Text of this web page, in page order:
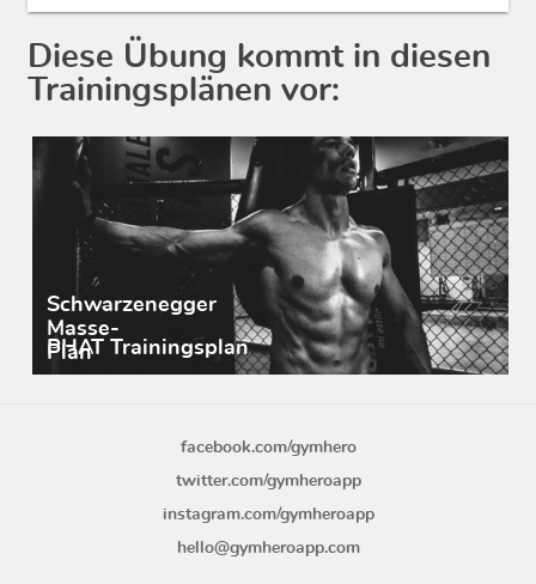
Diese Übung kommt in diesen
Trainingsplänen vor:
PHAT Trainingsplan
Schwarzenegger
Masse-
Plan
facebook.com/gymhero
twitter.com/gymheroapp
instagram.com/gymheroapp
hello@gymheroapp.com